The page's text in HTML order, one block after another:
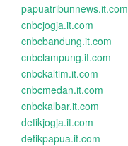
papuatribunnews.it.com
cnbcjogja.it.com
cnbcbandung.it.com
cnbclampung.it.com
cnbckaltim.it.com
cnbcmedan.it.com
cnbckalbar.it.com
detikjogja.it.com
detikpapua.it.com